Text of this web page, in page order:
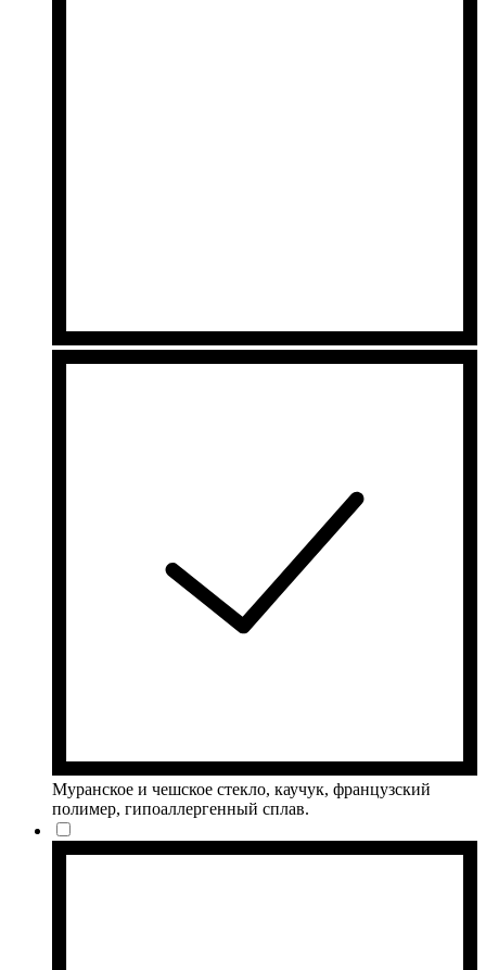
Муранское и чешское стекло, каучук, французский
полимер, гипоаллергенный сплав.